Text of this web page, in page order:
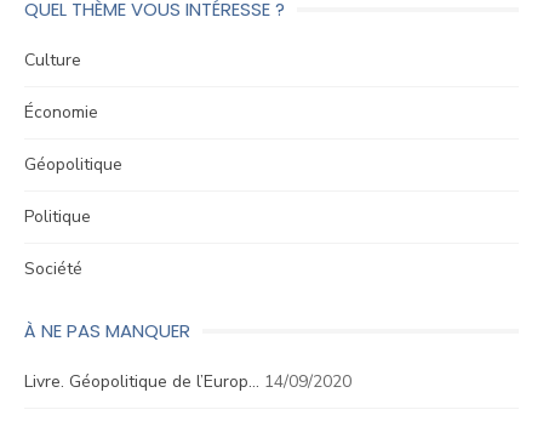
QUEL THÈME VOUS INTÉRESSE ?
Culture
Économie
Géopolitique
Politique
Société
À NE PAS MANQUER
Livre. Géopolitique de l’Europ… 14/09/2020